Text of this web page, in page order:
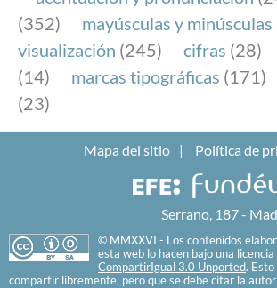
(352)
mayúsculas y minúsculas
visualización (245) cifras (28)
(14)
marcas tipográficas (171)
(23)
Mapa del sitio Política de
Serrano, 187 -
© MMXXVI - Los contenidos
esta web lo hacen bajo una licencia
CompartirIgual 3.0 Unported. Esto
compartir libremente, pero que se debe citar la